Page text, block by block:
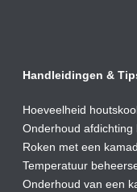
Handleidingen &
Hoeveelheid
Onderhoud afdichting
Roken met een
Temperatuur
Onderhoud van een